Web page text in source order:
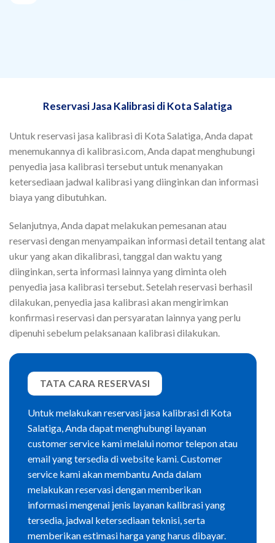
Reservasi Jasa Kalibrasi di Kota Salatiga
Untuk reservasi jasa kalibrasi di Kota Salatiga, Anda dapat
menemukannya di kalibrasi.com, Anda dapat menghubungi
penyedia jasa kalibrasi tersebut untuk menanyakan
ketersediaan jadwal kalibrasi yang diinginkan dan informasi
biaya yang dibutuhkan.
Selanjutnya, Anda dapat melakukan pemesanan atau
reservasi dengan menyampaikan informasi detail tentang alat
ukur yang akan dikalibrasi, tanggal dan waktu yang
diinginkan, serta informasi lainnya yang diminta oleh
penyedia jasa kalibrasi tersebut. Setelah reservasi berhasil
dilakukan, penyedia jasa kalibrasi akan mengirimkan
konfirmasi reservasi dan persyaratan lainnya yang perlu
dipenuhi sebelum pelaksanaan kalibrasi dilakukan.
TATA CARA RESERVASI
Untuk melakukan reservasi jasa kalibrasi di Kota
Salatiga, Anda dapat menghubungi layanan
customer service kami melalui nomor telepon atau
email yang tersedia di website kami. Customer
service kami akan membantu Anda dalam
melakukan reservasi dengan memberikan
informasi mengenai jenis layanan kalibrasi yang
tersedia, jadwal ketersediaan teknisi, serta
memberikan estimasi harga yang harus dibayar.